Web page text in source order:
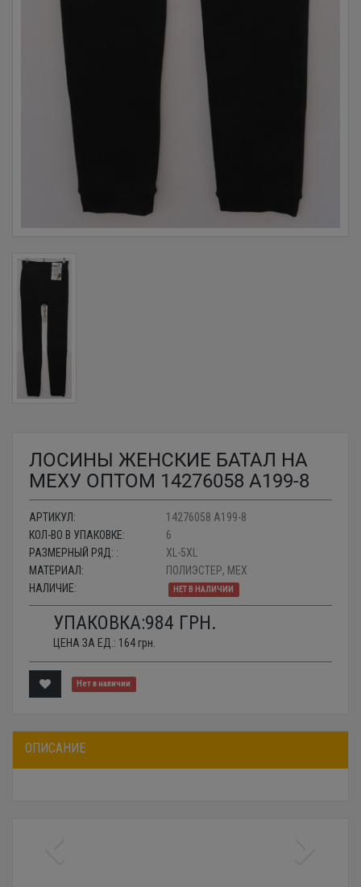
ЛОСИНЫ ЖЕНСКИЕ БАТАЛ НА
МЕХУ ОПТОМ 14276058 A199-8
АРТИКУЛ:
14276058 A199-8
КОЛ-ВО В УПАКОВКЕ:
6
РАЗМЕРНЫЙ РЯД: :
XL-5XL
МАТЕРИАЛ:
ПОЛИЭСТЕР, МЕХ
НАЛИЧИЕ:
НЕТ В НАЛИЧИИ
УПАКОВКА:984 ГРН.
ЦЕНА ЗА ЕД.: 164 грн.
Нет в наличии
ОПИСАНИЕ